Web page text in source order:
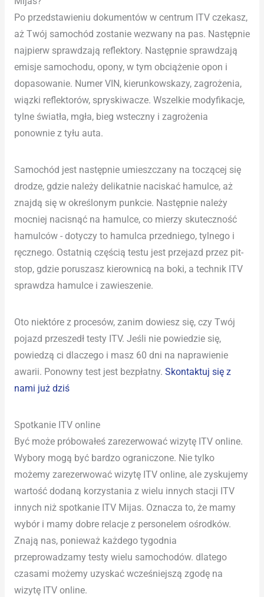
Po przedstawieniu dokumentów w centrum ITV czekasz,
aż Twój samochód zostanie wezwany na pas. Następnie
najpierw sprawdzają reflektory. Następnie sprawdzają
emisje samochodu, opony, w tym obciążenie opon i
dopasowanie. Numer VIN, kierunkowskazy, zagrożenia,
wiązki reflektorów, spryskiwacze. Wszelkie modyfikacje,
tylne światła, mgła, bieg wsteczny i zagrożenia
ponownie z tyłu auta.
Samochód jest następnie umieszczany na toczącej się
drodze, gdzie należy delikatnie naciskać hamulce, aż
znajdą się w określonym punkcie. Następnie należy
mocniej nacisnąć na hamulce, co mierzy skuteczność
hamulców - dotyczy to hamulca przedniego, tylnego i
ręcznego. Ostatnią częścią testu jest przejazd przez pit-
stop, gdzie poruszasz kierownicą na boki, a technik ITV
sprawdza hamulce i zawieszenie.
Oto niektóre z procesów, zanim dowiesz się, czy Twój
pojazd przeszedł testy ITV. Jeśli nie powiedzie się,
powiedzą ci dlaczego i masz 60 dni na naprawienie
awarii. Ponowny test jest bezpłatny. Skontaktuj się z
nami już dziś
Spotkanie ITV online
Być może próbowałeś zarezerwować wizytę ITV online.
Wybory mogą być bardzo ograniczone. Nie tylko
możemy zarezerwować wizytę ITV online, ale zyskujemy
wartość dodaną korzystania z wielu innych stacji ITV
innych niż spotkanie ITV Mijas. Oznacza to, że mamy
wybór i mamy dobre relacje z personelem ośrodków.
Znają nas, ponieważ każdego tygodnia
przeprowadzamy testy wielu samochodów. dlatego
czasami możemy uzyskać wcześniejszą zgodę na
wizytę ITV online.